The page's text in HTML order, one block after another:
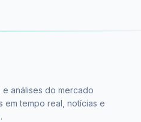
análises do mercado
em tempo real, notícias e